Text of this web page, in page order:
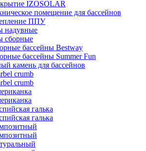
IZOSOLAR
помещение для бассейнов
ППУ
надувные
сборные
бассейны Bestway
бассейны Summer Fun
камень для бассейнов
crumb
crumb
галька
галька